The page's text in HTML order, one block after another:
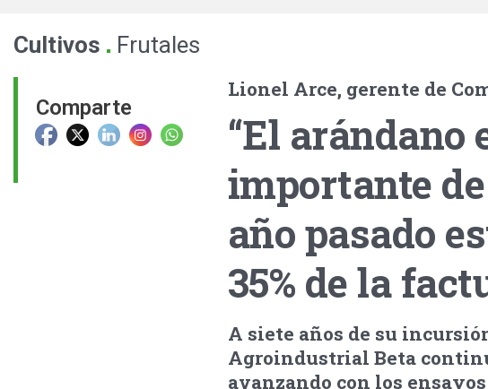
Cultivos . Frutales
Comparte
Lionel Arce, gerente de
“El arándano
importante
año pasado
35% de la
A siete años de su
Agroindustrial Beta
avanzando con los